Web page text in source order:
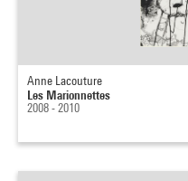
Anne Lacouture
Les Marionnettes
2008 - 2010